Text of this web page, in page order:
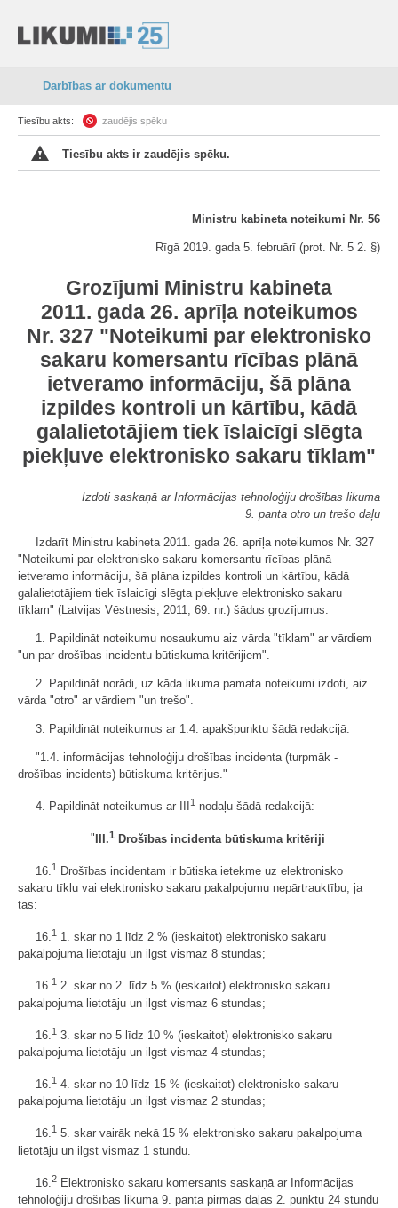
Darbības ar dokumentu
Tiesību akts: zaudējis spēku
Tiesību akts ir zaudējis spēku.
Ministru kabineta noteikumi Nr. 56
Rīgā 2019. gada 5. februārī (prot. Nr. 5 2. §)
Grozījumi Ministru kabineta
2011. gada 26. aprīļa noteikumos
Nr. 327 "Noteikumi par elektronisko
sakaru komersantu rīcības plānā
ietveramo informāciju, šā plāna
izpildes kontroli un kārtību, kādā
galalietotājiem tiek īslaicīgi slēgta
piekļuve elektronisko sakaru tīklam"
Izdoti saskaņā ar Informācijas tehnoloģiju drošības likuma
9. panta otro un trešo daļu
Izdarīt Ministru kabineta 2011. gada 26. aprīļa noteikumos Nr. 327
"Noteikumi par elektronisko sakaru komersantu rīcības plānā
ietveramo informāciju, šā plāna izpildes kontroli un kārtību, kādā
galalietotājiem tiek īslaicīgi slēgta piekļuve elektronisko sakaru
tīklam" (Latvijas Vēstnesis, 2011, 69. nr.) šādus grozījumus:
1. Papildināt noteikumu nosaukumu aiz vārda "tīklam" ar vārdiem
"un par drošības incidentu būtiskuma kritērijiem".
2. Papildināt norādi, uz kāda likuma pamata noteikumi izdoti, aiz
vārda "otro" ar vārdiem "un trešo".
3. Papildināt noteikumus ar 1.4. apakšpunktu šādā redakcijā:
"1.4. informācijas tehnoloģiju drošības incidenta (turpmāk -
drošības incidents) būtiskuma kritērijus."
4. Papildināt noteikumus ar III 1 nodaļu šādā redakcijā:
"III.1 Drošības incidenta būtiskuma kritēriji
16. 1
Drošības incidentam ir būtiska ietekme uz elektronisko
sakaru tīklu vai elektronisko sakaru pakalpojumu nepārtrauktību, ja
tas:
16.1 1. skar no 1 līdz 2 % (ieskaitot) elektronisko sakaru
pakalpojuma lietotāju un ilgst vismaz 8 stundas;
16.1 2. skar no 2 līdz 5 % (ieskaitot) elektronisko sakaru
pakalpojuma lietotāju un ilgst vismaz 6 stundas;
16. 1 3. skar no 5 līdz 10 % (ieskaitot) elektronisko sakaru
pakalpojuma lietotāju un ilgst vismaz 4 stundas;
16.1 4. skar no 10 līdz 15 % (ieskaitot) elektronisko sakaru
pakalpojuma lietotāju un ilgst vismaz 2 stundas;
16.1 5. skar vairāk nekā 15 % elektronisko sakaru pakalpojuma
lietotāju un ilgst vismaz 1 stundu.
16. 2 Elektronisko sakaru komersants saskaņā ar Informācijas
tehnoloģiju drošības likuma 9. panta pirmās daļas 2. punktu 24 stundu